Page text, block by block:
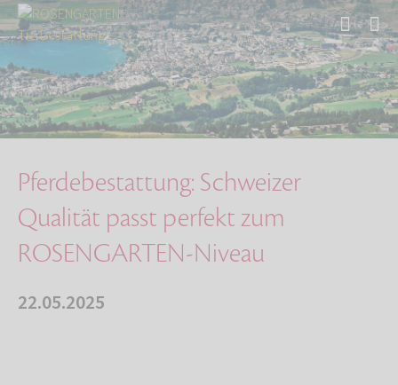
Start
Aktuelles
Pferdebestattung: Schweizer Qualität passt pe…
Pferdebestattung: Schweizer
Qualität passt perfekt zum
ROSENGARTEN-Niveau
22.05.2025